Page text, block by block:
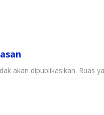
akan dipublikasikan. Ruas